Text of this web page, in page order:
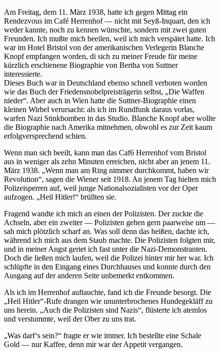
Am Freitag, dem 11. März 1938, hatte ich gegen Mittag ein
Rendezvous im Café Herrenhof — nicht mit Seyß-Inquart, den ich
weder kannte, noch zu kennen wünschte, sondern mit zwei guten
Freunden. Ich mußte mich beeilen, weil ich mich verspätet hatte. Ich
war im Hotel Bristol von der amerikanischen Verlegerin Blanche
Knopf empfangen worden, di sich zu meiner Freude für meine
kürzlich erschienene Biographie von Bertha von Suttner
interessierte.
Dieses Buch war in Deutschland ebenso schnell verboten worden
wie das Buch der Friedensnobelpreisträgerin selbst, „Die Waffen
nieder“. Aber auch in Wien hatte die Suttner-Biographie einen
kleinen Wirbel verursacht: als ich im Rundfunk daraus vorlas,
warfen Nazi Stinkbomben in das Studio. Blanche Knopf aber wollte
die Biographie nach Amerika mitnehmen, obwohl es zur Zeit kaum
erfolgversprechend schien.
Wenn man sich beeilt, kann man das Caf6 Herrenhof vom Bristol
aus in weniger als zehn Minuten erreichen, nicht aber an jenem 11.
März 1938. „Wenn man am Ring nimmer durchkommt, haben wir
Revolution“, sagen die Wiener seit 1918. An jenem Tag hielten mich
Polizeisperren auf, weil junge Nationalsozialisten vor der Oper
aufzogen. „Heil Hitler!“ brüllten sie.
Fragend wandte ich mich an einen der Polizisten. Der zuckte die
Achseln, aber ein zweiter — Polizisten gehen gern paarweise um —
sah mich plötzlich scharf an. Was soll denn das heißen, dachte ich,
während ich mich aus dem Staub machte. Die Polizisten folgten mir,
und in meiner Angst geriet ich fast unter die Nazi-Demonstranten.
Doch die ließen mich laufen, weil die Polizei hinter mir her war. Ich
schlüpfte in den Eingang eines Durchhauses und konnte durch den
Ausgang auf der anderen Seite unbemerkt entkommen.
Als ich im Herrenhof auftauchte, fand ich die Freunde besorgt. Die
„Heil Hitler“-Rufe drangen wie ununterbrochenes Hundegekläff zu
uns herein. „Auch die Polizisten sind Nazis“, flüsterte ich atemlos
und verstummte, weil der Ober zu uns trat.
„Was darf‘s sein?“ fragte er wie immer. Ich bestellte eine Schale
Gold — nur Kaffee, denn mir war der Appetit vergangen.